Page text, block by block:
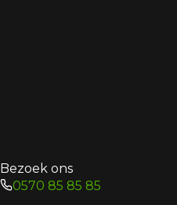
Bezoek ons
0570 85 85 85